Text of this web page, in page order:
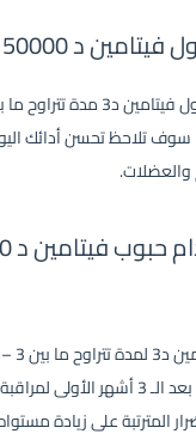
د 50000 وحدة؟
سوف تلاحظ تحسن أدائك
والعضلات.
ما
يجب إجراء اختبار الدم بعد الـ 3 أشهر
المترتبة على زيادة